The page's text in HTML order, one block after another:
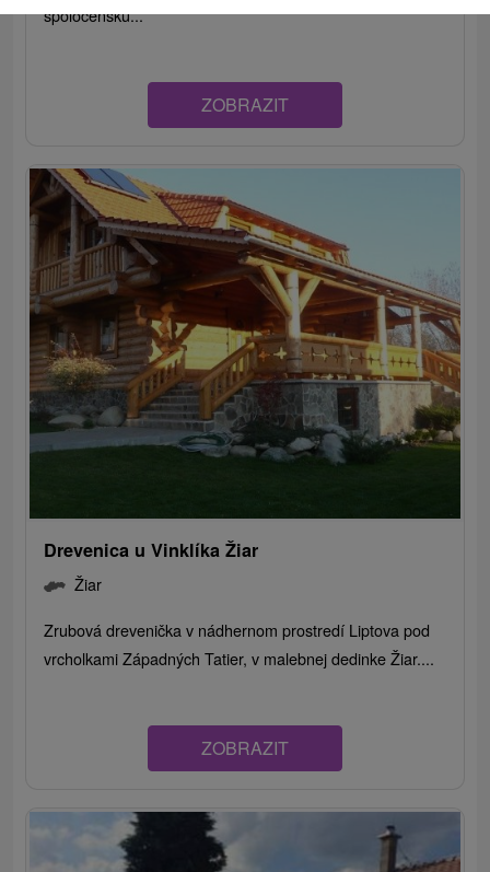
spoločenskú...
ZOBRAZIT
Drevenica u Vinklíka Žiar
Žiar
Zrubová drevenička v nádhernom prostredí Liptova pod
vrcholkami Západných Tatier, v malebnej dedinke Žiar....
ZOBRAZIT